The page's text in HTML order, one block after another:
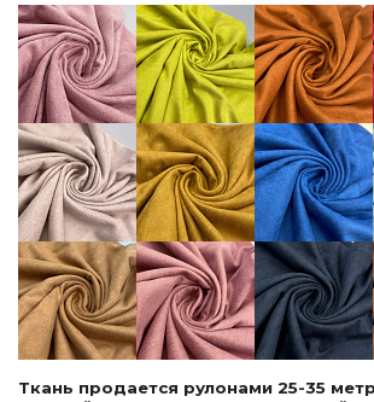
Ткань продается рулонами 25-35